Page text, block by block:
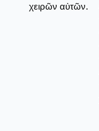
χειρῶν αὐτῶν.